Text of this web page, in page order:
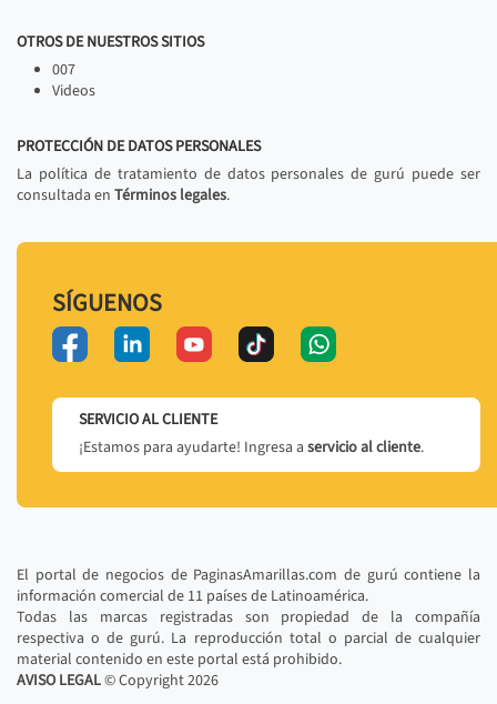
OTROS DE NUESTROS SITIOS
007
Videos
PROTECCIÓN DE DATOS PERSONALES
La política de tratamiento de datos personales de gurú puede ser
consultada en Términos legales.
SÍGUENOS
SERVICIO AL CLIENTE
¡Estamos para ayudarte! Ingresa a servicio al cliente.
El portal de negocios de PaginasAmarillas.com de gurú contiene la
información comercial de 11 países de Latinoamérica.
Todas las marcas registradas son propiedad de la compañía
respectiva o de gurú. La reproducción total o parcial de cualquier
material contenido en este portal está prohibido.
AVISO LEGAL© Copyright2026